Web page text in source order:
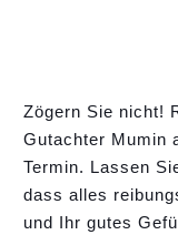
Zögern Sie nicht!
Gutachter Mumin
Termin. Lassen
dass alles
und Ihr gutes